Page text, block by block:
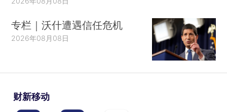
专栏｜沃什遭遇信任危机
2026年08月08日
财新移动